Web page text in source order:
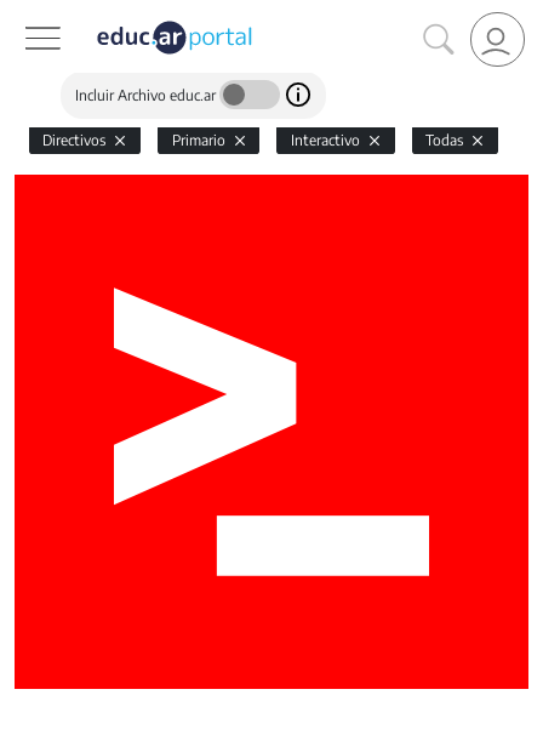
Incluir Archivo educ.ar
Directivos Primario Interactivo Todas